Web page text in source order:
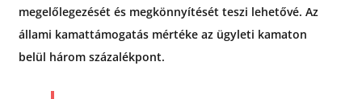
megelőlegezését és megkönnyítését teszi lehetővé. Az
állami kamattámogatás mértéke az ügyleti kamaton
belül három százalékpont.